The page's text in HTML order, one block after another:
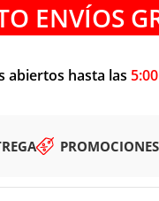
ENVÍOS
abiertos hasta las
PROMOCIONES